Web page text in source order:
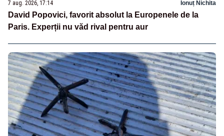
7 aug. 2026, 17:14 Ionuț Nichita
David Popovici, favorit absolut la Europenele de la
Paris. Experții nu văd rival pentru aur